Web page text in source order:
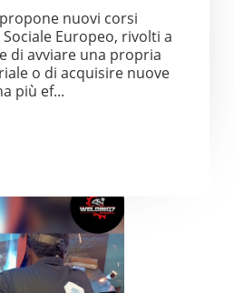
nuovi corsi
Europeo, rivolti a
di avviare una propria
o di acquisire nuove
più ef...